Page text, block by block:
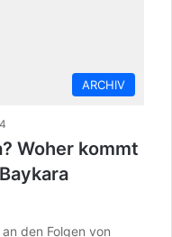
ARCHIV
Woher kommt
den Folgen von